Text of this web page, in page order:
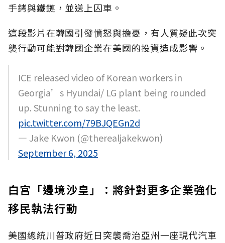
手銬與鐵鏈，並送上囚車。
這段影片在韓國引發憤怒與擔憂，有人質疑此次突
襲行動可能對韓國企業在美國的投資造成影響。
ICE released video of Korean workers in
Georgia’s Hyundai/ LG plant being rounded
up. Stunning to say the least.
pic.twitter.com/79BJQEGn2d
— Jake Kwon (@therealjakekwon)
September 6, 2025
白宮「邊境沙皇」：將針對更多企業強化
移民執法行動
美國總統川普政府近日突襲喬治亞州一座現代汽車